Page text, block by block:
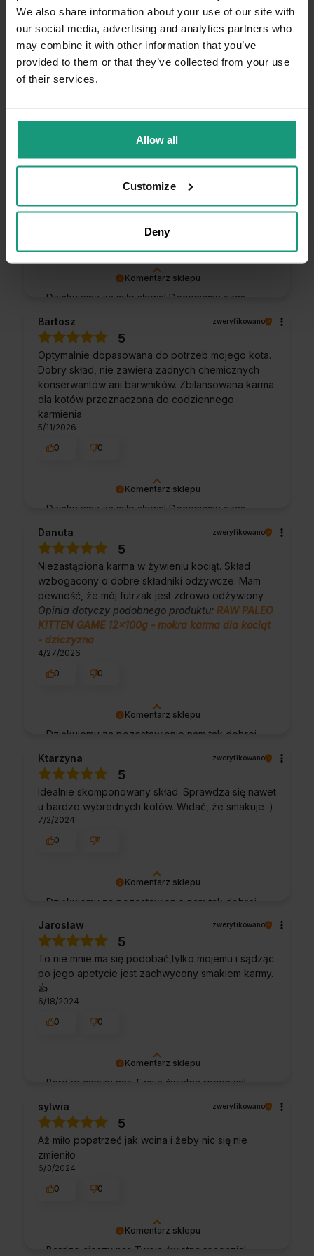
We also share information about your use of our site with
our social media, advertising and analytics partners who
may combine it with other information that you’ve
provided to them or that they’ve collected from your use
of their services.
Allow all
Customize
Deny
Bardzo cieszy nas Twoja świetna recenzja!
Ciężko pracujemy, aby sprostać wymaganiom
że nam się udało. Mamy nadzieję, że do nas
wrócisz :) Pozdrawiamy
przez veta i ulubiona przez mojego kota. 🙂
Opinia dotyczy podobnego produktu:
KITTEN GAME 12x100g - mokra karma dla kociąt
- dziczyzna
6/29/2026
0
0
Komentarz sklepu
Dziękujemy za miłe słowa! Doceniamy czas
doświadczeniem. Jesteśmy szczęśliwi, że
mamy takich klientów. Z pozdrowieniami,
obsługa sklepu.
Kateryna zweryfikowano
5
Kotek zadowolony, ja tez
6/11/2026
Komentarz sklepu
Dziękujemy za miłe słowa! Doceniamy czas
doświadczeniem. Jesteśmy szczęśliwi, że
mamy takich klientów. Z pozdrowieniami,
obsługa sklepu.
Bartosz zweryfikowano
5
Optymalnie dopasowana do potrzeb mojego kota.
Dobry skład, nie zawiera żadnych chemicznych
konserwantów ani barwników. Zbilansowana karma
dla kotów przeznaczona do codziennego
karmienia.
5/11/2026
0
0
Komentarz sklepu
Dziękujemy za pozostawienie nam tak dobrej
klienta i Twoja recenzja potwierdza nasze
wysiłki - dziękujemy raz jeszcze i mamy
nadzieję - do szybkiego zobaczenia!
Danuta zweryfikowano
5
Niezastąpiona karma w żywieniu kociąt. Skład
wzbogacony o dobre składniki odżywcze. Mam
pewność, że mój futrzak jest zdrowo odżywiony.
Opinia dotyczy podobnego produktu: RAW PALEO
KITTEN GAME 12x100g - mokra karma dla kociąt
- dziczyzna
4/27/2026
0
0
Komentarz sklepu
Dziękujemy za pozostawienie nam tak dobrej
klienta i Twoja recenzja potwierdza nasze
wysiłki - dziękujemy raz jeszcze i mamy
nadzieję - do szybkiego zobaczenia!
Ktarzyna zweryfikowano
5
Idealnie skomponowany skład. Sprawdza się nawet
u bardzo wybrednych kotów. Widać, że smakuje :)
7/2/2024
0
1
Komentarz sklepu
Bardzo cieszy nas Twoja świetna recenzja!
klientów takich jak Ty i jesteśmy zadowoleni,
że nam się udało. Mamy nadzieję, że do nas
wrócisz :) Pozdrawiamy
Jarosław zweryfikowano
5
To nie mnie ma się podobać,tylko mojemu i sądząc
po jego apetycie jest zachwycony smakiem karmy.
👍️
6/18/2024
0
0
Komentarz sklepu
Bardzo cieszy nas Twoja świetna recenzja!
sylwia zweryfikowano
5
Aż miło popatrzeć jak wcina i żeby nic się nie
zmieniło
6/3/2024
0
0